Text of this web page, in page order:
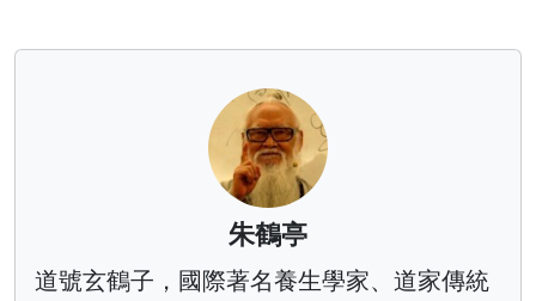
朱鶴亭
道號玄鶴子，國際著名養生學家、道家傳統